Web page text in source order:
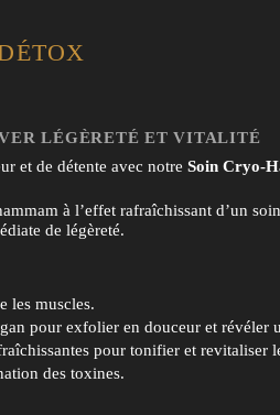
LÉGÈRETÉ ET VITALITÉ
et de détente avec notre Soin Cryo-
à l’effet rafraîchissant d’un
de légèreté.
les muscles.
pour exfolier en douceur et révéler
pour tonifier et revitaliser
des toxines.